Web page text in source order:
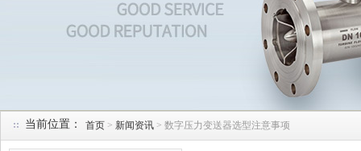
当前位置： 首页 > 新闻资讯 > 数字压力变送器选型注意事项